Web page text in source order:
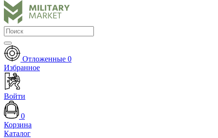
Отложенные 0
Избранное
Войти
0
Корзина
Каталог